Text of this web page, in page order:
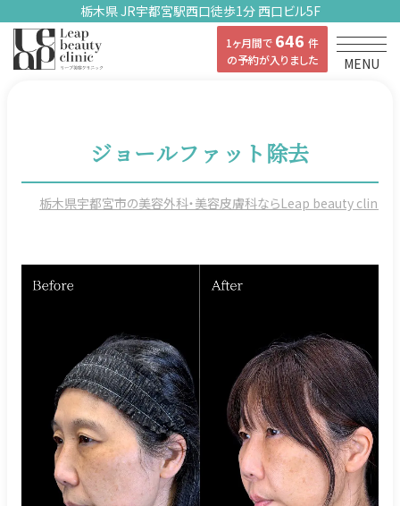
栃木県 JR宇都宮駅西口徒歩1分 西口ビル5F
1ヶ月間で 646 件
の予約が入りました
MENU
ジョールファット除去
栃木県宇都宮市の美容外科・美容皮膚科ならLeap beauty clinic